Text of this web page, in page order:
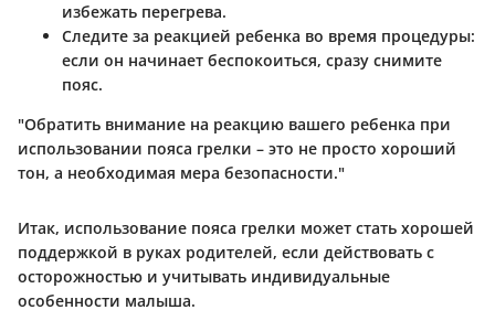
избежать перегрева.
Следите за реакцией ребенка во время процедуры:
если он начинает беспокоиться, сразу снимите
пояс.
"Обратить внимание на реакцию вашего ребенка при
использовании пояса грелки – это не просто хороший
тон, а необходимая мера безопасности."
Итак, использование пояса грелки может стать хорошей
поддержкой в руках родителей, если действовать с
осторожностью и учитывать индивидуальные
особенности малыша.